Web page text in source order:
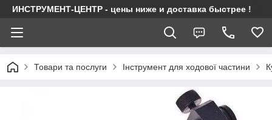
ИНСТРУМЕНТ-ЦЕНТР - цены ниже и доставка быстрее !
Товари та послуги Інструмент для ходової частини